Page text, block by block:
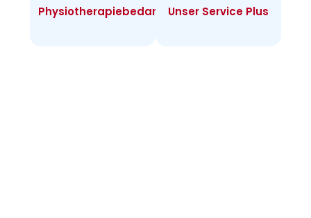
Physiotherapiebedarf Unser Service Plus